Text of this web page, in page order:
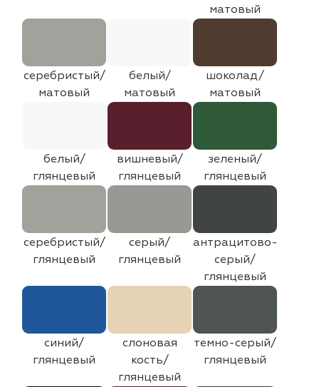
матовый
серебристый/
матовый
белый/
матовый
шоколад/
матовый
белый/
глянцевый
вишневый/
глянцевый
зеленый/
глянцевый
серебристый/
глянцевый
серый/
глянцевый
антрацитово-
серый/
глянцевый
синий/
глянцевый
слоновая
кость/
глянцевый
темно-серый/
глянцевый